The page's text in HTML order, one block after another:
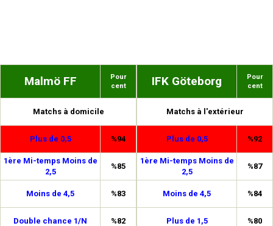
Malmö FF
Pour
cent
Matchs à domicile
Plus de 0,5 %94
1ère Mi-temps Moins de
2,5
%85
Moins de 4,5 %83
Double chance 1/N %82
IFK Göteborg
Pour
cent
Matchs à l'extérieur
Plus de 0,5 %92
1ère Mi-temps Moins de
2,5
%87
Moins de 4,5 %84
Plus de 1,5 %80